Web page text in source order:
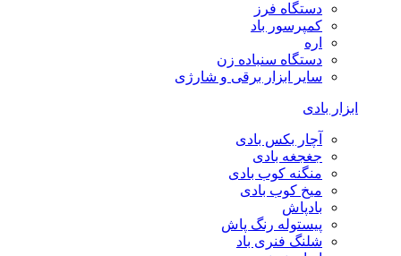
دستگاه فرز
کمپرسور باد
اره
دستگاه سنباده زن
سایر ابزار برقی و شارژی
ابزار بادی
آچار بکس بادی
جغجغه بادی
منگنه کوب بادی
میخ کوب بادی
بادپاش
پیستوله رنگ پاش
شلنگ فنری باد